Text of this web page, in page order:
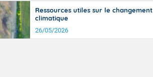
peuvent
nord-
les rafales
et sur le
vallée
Ressources utiles sur le changement
climatique
26/05/2026